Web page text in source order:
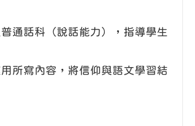
通話科（說話能力），指導學生
所寫內容，將信仰與語文學習結